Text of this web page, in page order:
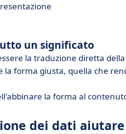
un significato
la traduzione diretta
la forma giusta, quella che
la forma al
dei dati